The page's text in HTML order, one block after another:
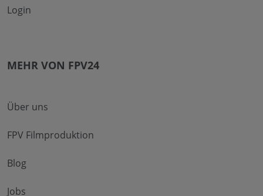
Login
MEHR VON FPV24
Über uns
FPV Filmproduktion
Blog
Jobs